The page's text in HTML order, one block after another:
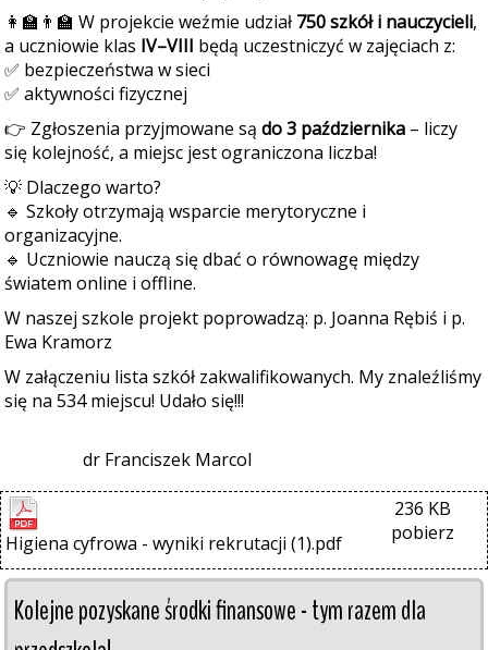
👩‍🏫👨‍🏫 W projekcie weźmie udział 750 szkół i nauczycieli,
a uczniowie klas IV–VIII będą uczestniczyć w zajęciach z:
✅ bezpieczeństwa w sieci
✅ aktywności fizycznej
👉 Zgłoszenia przyjmowane są do 3 października – liczy
się kolejność, a miejsc jest ograniczona liczba!
💡 Dlaczego warto?
🔹 Szkoły otrzymają wsparcie merytoryczne i
organizacyjne.
🔹 Uczniowie nauczą się dbać o równowagę między
światem online i offline.
W naszej szkole projekt poprowadzą: p. Joanna Rębiś i p.
Ewa Kramorz
W załączeniu lista szkół zakwalifikowanych. My znaleźliśmy
się na 534 miejscu! Udało się!!!
dr Franciszek Marcol
Higiena cyfrowa - wyniki rekrutacji (1).pdf
236 KB
pobierz
Kolejne pozyskane środki finansowe - tym razem dla